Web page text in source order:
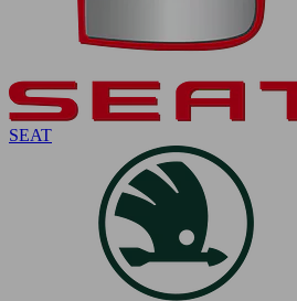
SEAT